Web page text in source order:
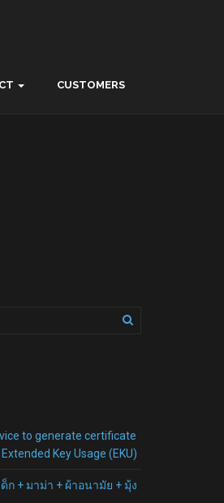
CUSTOMERS
to generate certificate
Key Usage (EKU)
ก + มาม่า + ผ้าอนามัย + มุ้ง